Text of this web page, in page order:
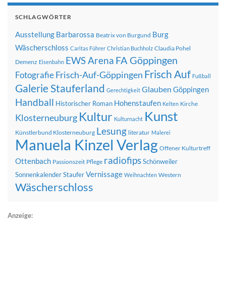
SCHLAGWÖRTER
Ausstellung Barbarossa Beatrix von Burgund Burg
Wäscherschloss Caritas Führer Christian Buchholz Claudia Pohel
Demenz Eisenbahn EWS Arena FA Göppingen
FotografieFrisch-Auf-Göppingen Frisch Auf Fußball
Galerie Stauferland Gerechtigkeit Glauben Göppingen
Handball Historischer Roman Hohenstaufen Kelten Kirche
Klosterneuburg Kultur Kulturnacht Kunst
Künstlerbund Klosterneuburg Lesung literatur Malerei
Manuela Kinzel Verlag Offener Kulturtreff
Ottenbach Passionszeit Pflege radiofipsSchönweiler
SonnenkalenderStauferVernissage Weihnachten Western
Wäscherschloss
Anzeige: